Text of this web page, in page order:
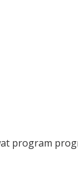
program